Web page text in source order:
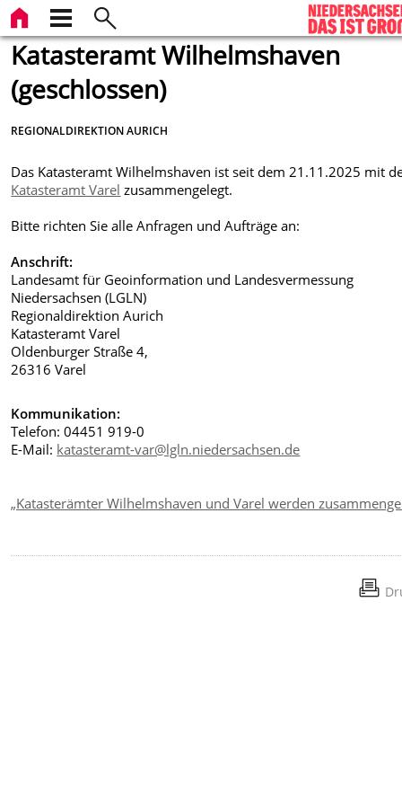
Katasteramt Wilhelmshaven
(geschlossen)
REGIONALDIREKTION AURICH
Das Katasteramt Wilhelmshaven ist seit dem 21.11.2025 mit
Katasteramt Varel zusammengelegt.
Bitte richten Sie alle Anfragen und Aufträge an:
Anschrift:
Landesamt für Geoinformation und Landesvermessung
Niedersachsen (LGLN)
Regionaldirektion Aurich
Katasteramt Varel
Oldenburger Straße 4,
26316 Varel
Kommunikation:
Telefon: 04451 919-0
E-Mail: katasteramt-var@lgln.niedersachsen.de
„Katasterämter Wilhelmshaven und Varel werden